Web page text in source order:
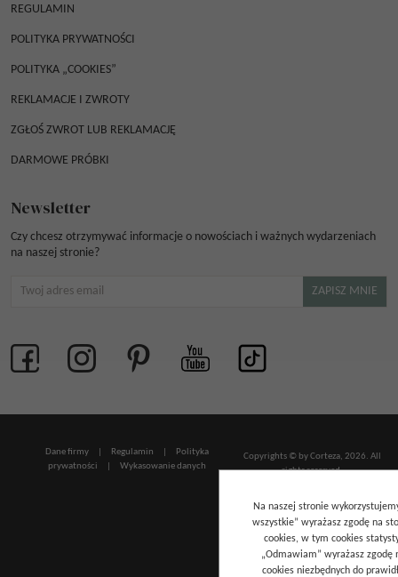
REGULAMIN
POLITYKA PRYWATNOŚCI
POLITYKA „COOKIES”
REKLAMACJE I ZWROTY
ZGŁOŚ ZWROT LUB REKLAMACJĘ
DARMOWE PRÓBKI
Newsletter
Czy chcesz otrzymywać informacje o nowościach i ważnych wydarzeniach
na naszej stronie?
Copyrights © by Corteza, 2026. All
rights reserved.
sklepu internetowego
Dane firmy Regulamin
Polityka
prywatności
Wykasowanie danych
Na naszej stronie
wszystkie” wyrażasz zgodę na
cookies, w tym cookies
„Odmawiam” wyrażasz zgodę
cookies niezbędnych do